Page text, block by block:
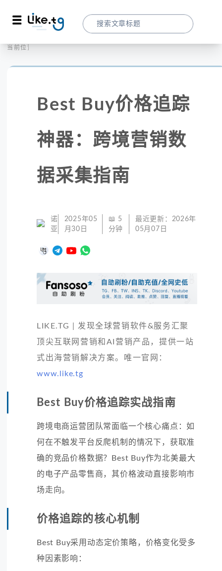
当前位置：
Best Buy价格追踪
神器：跨境营销数
据采集指南
诺
亚
2025年05
月30日
📖 5
分钟
最近更新： 2026年
05月07日
LIKE.TG | 发现全球营销软件&服务汇聚
顶尖互联网营销和AI营销产品，提供一站
式出海营销解决方案。唯一官网：
www.like.tg
Best Buy价格追踪实战指南
跨境电商运营团队常面临一个核心痛点：如
何在不触发平台反爬机制的情况下，获取准
确的竞品价格数据？Best Buy作为北美最大
的电子产品零售商，其价格波动直接影响市
场走向。
价格追踪的核心机制
Best Buy采用动态定价策略，价格变化受多
种因素影响：